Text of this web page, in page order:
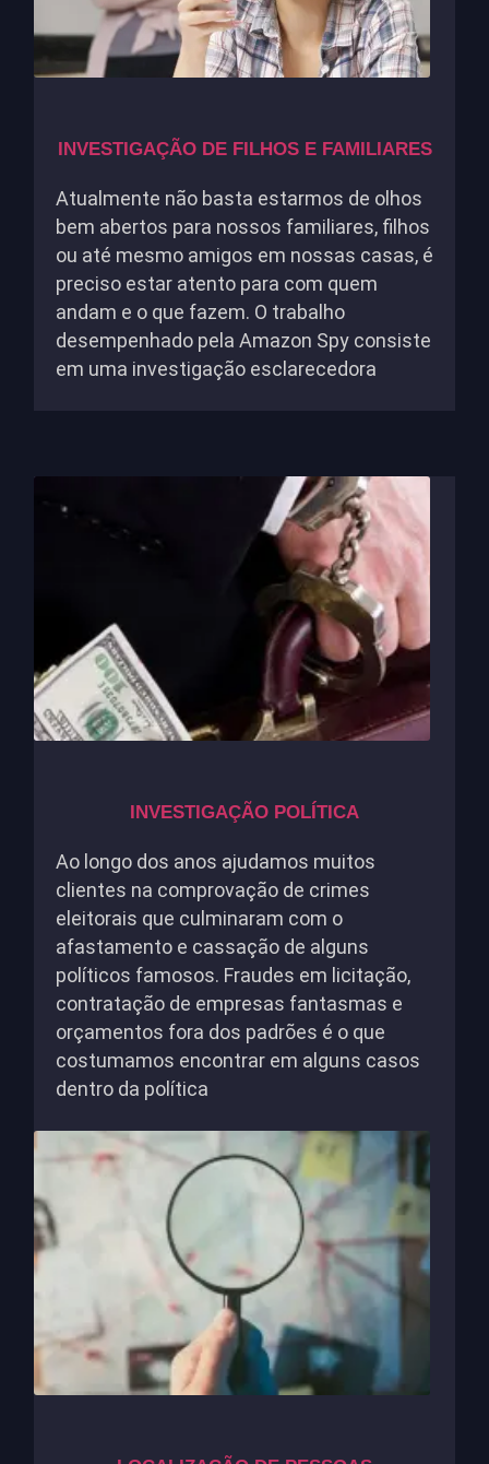
INVESTIGAÇÃO DE FILHOS E FAMILIARES
Atualmente não basta estarmos de olhos
bem abertos para nossos familiares, filhos
ou até mesmo amigos em nossas casas, é
preciso estar atento para com quem
andam e o que fazem. O trabalho
desempenhado pela Amazon Spy consiste
em uma investigação esclarecedora
INVESTIGAÇÃO POLÍTICA
Ao longo dos anos ajudamos muitos
clientes na comprovação de crimes
eleitorais que culminaram com o
afastamento e cassação de alguns
políticos famosos. Fraudes em licitação,
contratação de empresas fantasmas e
orçamentos fora dos padrões é o que
costumamos encontrar em alguns casos
dentro da política